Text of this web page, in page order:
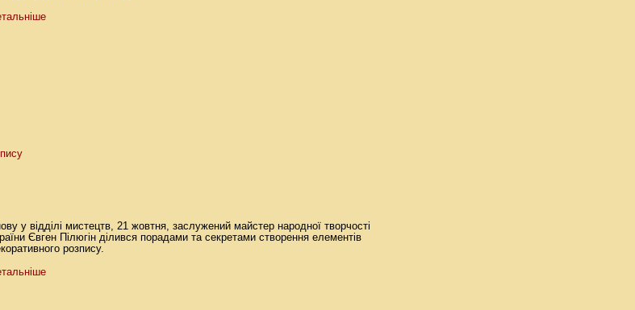
у відділі мистецтв, 21 жовтня, заслужений майстер народної творчості
Євген Пілюгін ділився порадами та секретами створення елементів
розпису.